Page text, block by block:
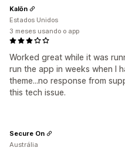
Worked great while it was
run the app in weeks when I
theme...no response from
this tech issue.
Kalōn
Estados Unidos
3 meses usando o app
Secure On
Austrália